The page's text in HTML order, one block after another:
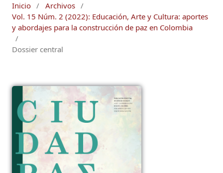
Inicio / Archivos /
Vol. 15 Núm. 2 (2022): Educación, Arte y Cultura: aportes
y abordajes para la construcción de paz en Colombia
/
Dossier central